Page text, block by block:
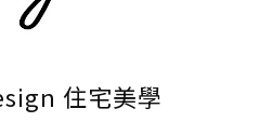
住宅美學